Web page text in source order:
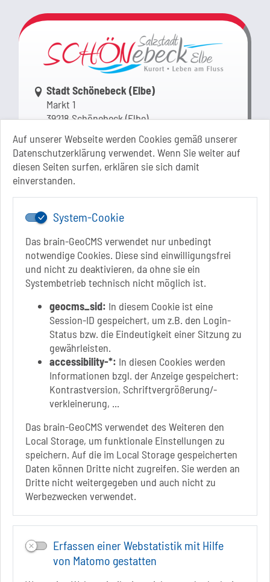
Auf unserer Webseite werden Cookies gemäß unserer
Datenschutzerklärung verwendet. Wenn Sie weiter auf
diesen Seiten surfen, erklären sie sich damit
einverstanden.
System-Cookie
Das brain-GeoCMS verwendet nur unbedingt
notwendige Cookies. Diese sind einwilligungsfrei
und nicht zu deaktivieren, da ohne sie ein
Systembetrieb technisch nicht möglich ist.
geocms_sid: In diesem Cookie ist eine
Session-ID gespeichert, um z.B. den Login-
Status bzw. die Eindeutigkeit einer Sitzung zu
gewährleisten.
accessibility-*: In diesen Cookies werden
Informationen bzgl. der Anzeige gespeichert:
Kontrastversion, Schriftvergrößerung/-
verkleinerung, ...
Das brain-GeoCMS verwendet des Weiteren den
Local Storage, um funktionale Einstellungen zu
speichern. Auf die im Local Storage gespeicherten
Daten können Dritte nicht zugreifen. Sie werden an
Dritte nicht weitergegeben und auch nicht zu
Werbezwecken verwendet.
Erfassen einer Webstatistik mit Hilfe
von Matomo gestatten
Link zur Google-Maps Navigation
Stadt Schönebeck (Elbe)
Markt 1
39218 Schönebeck (Elbe)
+49 3928 710-0
+49 3928 710-199
stadt.sbk[at]schoenebeck-elbe.de
www.schoenebeck.de
Mo.: 13 Uhr - 15 Uhr
13 Uhr - 18 Uhr
Do.: 9 Uhr - 11.30 Uhr
Fr.: nach Vereinbarung
FACEBOOK
INSTAGRAM
Link zur Google-Maps Navigation
SOLEPARK Schönebeck/Bad Salzelmen
Eigenbetrieb der Stadt Schönebeck (Elbe)
Badepark 1
39218 Schönebeck (Elbe)
+49 3928 7055-0
info[at]solepark.de
www.visitschoenebeck.de
Infos zur Barrierefreiheit